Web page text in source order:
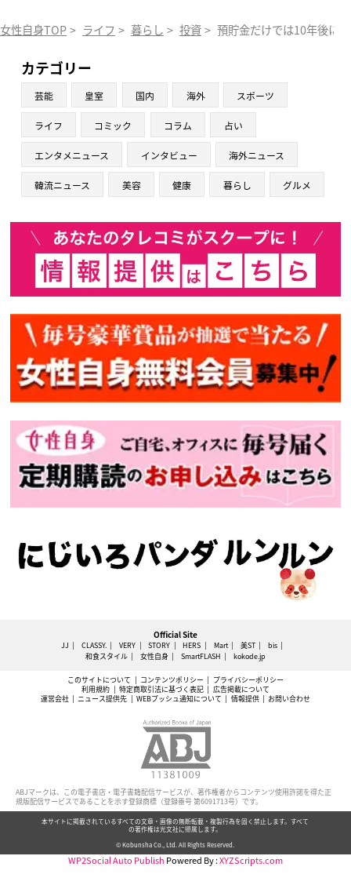
女性自身TOP > ライフ > 暮らし > 投資 > 預貯金だけでは10年後に
カテゴリー
芸能 皇室 国内 海外 スポーツ
ライフ コミック コラム 占い
エンタメニュース インタビュー 海外ニュース
韓流ニュース 美容 健康 暮らし グルメ
Official Site
JJ CLASSY. VERY STORY HERS Mart 美ST
bis
和食スタイル
女性自身 SmartFLASH kokode.jp
このサイトについて コンテンツポリシー
プライバシーポリシー
利用規約
特定商取引法に基づく表記
広告掲載について
運営会社
ニュース提供先 WEBプッシュ通知について 情報提供 お問い合わせ
ABJマークは、この電子書店・電子書籍配信サービスが、著作権者からコンテンツ使用許諾を得た正
規版配信サービスであることを示す登録商標（登録番号 第6091713号）です。
本サイトに掲載されているすべての文章・画像の無断転載・複製行為を固く禁止します。すべて
の著作権は光文社に帰属します。
© Kobunsha Co., Ltd. All Rights Reserved.
WP2Social Auto Publish Powered By :XYZScripts.com